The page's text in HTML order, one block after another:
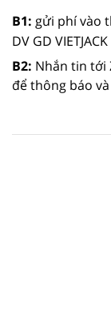
B1: gửi phí vào
DV GD
B2: Nhắn tin tới
để thông báo